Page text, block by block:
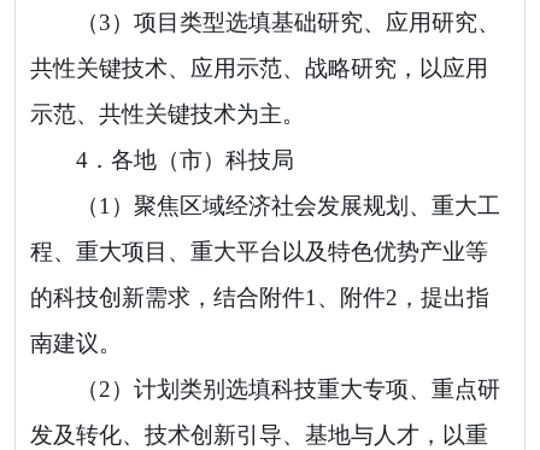
（3）项目类型选填基础研究、 应用研究、
共性关键技术、应用示范、战略研究， 以应用
示范、共性关键技术为主。
4． 各地（市）科技局
（1 ）聚焦区域经济社会发展规划、重大工
程、重大项目、重大平台以及特色优势产业等
的科技创新需求，结合附件1 、附件2 ，提出指
南建议。
（2）计划类别选填科技重大专项、重点研
发及转化、技术创新引导、基地与人才， 以重